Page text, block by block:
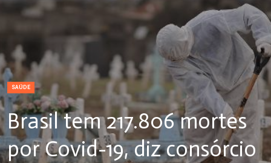
SAÚDE
Brasil tem 217.806 mortes
por Covid-19, diz consórcio